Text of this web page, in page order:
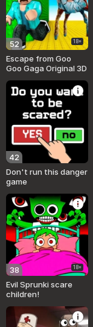
52 18+
Escape from Goo
Goo Gaga Original 3D
42
Don't run this danger
game
38 18+
Evil Sprunki scare
children!